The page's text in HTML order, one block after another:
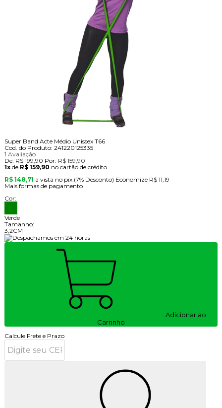
Super Band Acte Médio Unissex T66
Cod. do Produto: 241220125335
1 Avaliação
De: R$ 199,90 Por: R$ 159,90
1xde R$ 159,90 no cartão de crédito
R$ 148,71 à vista no pix (7% Desconto) Economize R$ 11,19
Mais formas de pagamento
Cor:
Verde
Tamanho:
3,2CM
Adicionar ao
Carrinho
Calcule Frete e Prazo